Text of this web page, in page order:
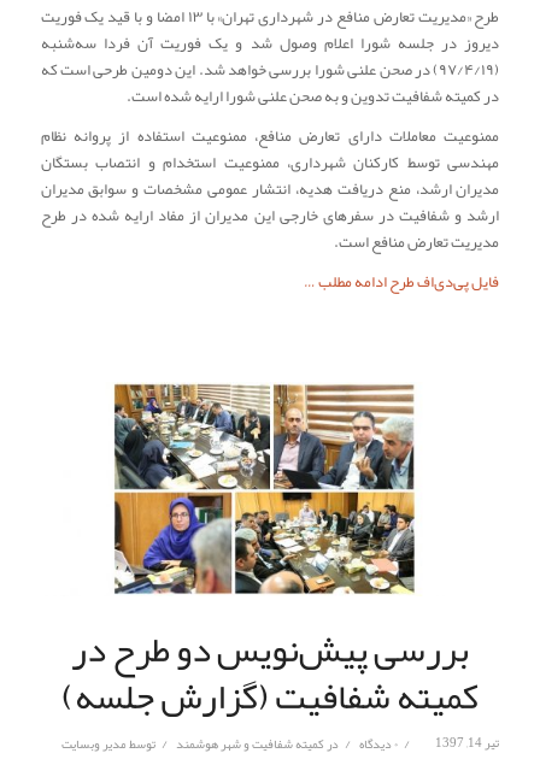
طرح «مدیریت تعارض منافع در شهرداری تهران» با ۱۳ امضا و با قید یک فوریت
دیروز در جلسه شورا اعلام وصول شد و یک فوریت آن فردا سه‌شنبه
(۹۷/۴/۱۹) در صحن علنی شورا بررسی خواهد شد. این دومین طرحی است که
در کمیته شفافیت تدوین و به صحن علنی شورا ارایه شده است.
ممنوعیت معاملات دارای تعارض منافع، ممنوعیت استفاده از پروانه نظام
مهندسی توسط کارکنان شهرداری، ممنوعیت استخدام و انتصاب بستگان
مدیران ارشد، منع دریافت هدیه، انتشار عمومی مشخصات و سوابق مدیران
ارشد و شفافیت در سفرهای خارجی این مدیران از مفاد ارایه شده در طرح
مدیریت تعارض منافع است.
فایل پی‌دی‌اف طرحادامه مطلب …
بررسی پیش‌نویس دو طرح در
کمیته شفافیت (گزارش جلسه)
تیر 14, 1397 / ۰ دیدگاه / درکمیته شفافیت و شهر هوشمند / توسطمدیر وبسایت